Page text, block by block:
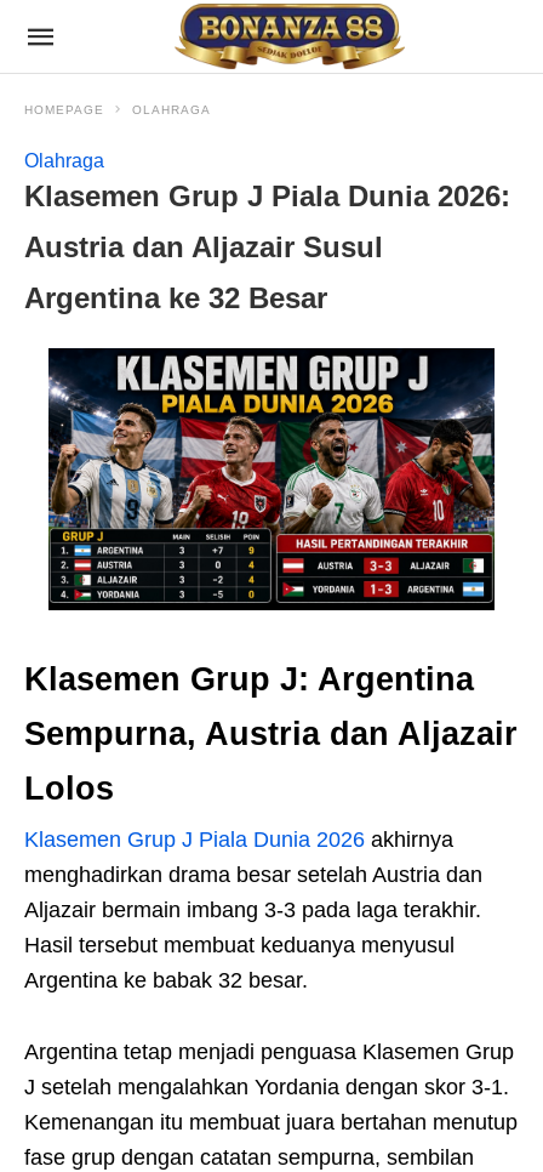
HOMEPAGE OLAHRAGA
Olahraga
Klasemen Grup J Piala Dunia 2026:
Austria dan Aljazair Susul
Argentina ke 32 Besar
Klasemen Grup J: Argentina
Sempurna, Austria dan Aljazair
Lolos
Klasemen Grup J Piala Dunia 2026 akhirnya
menghadirkan drama besar setelah Austria dan
Aljazair bermain imbang 3-3 pada laga terakhir.
Hasil tersebut membuat keduanya menyusul
Argentina ke babak 32 besar.
Argentina tetap menjadi penguasa Klasemen Grup
J setelah mengalahkan Yordania dengan skor 3-1.
Kemenangan itu membuat juara bertahan menutup
fase grup dengan catatan sempurna, sembilan